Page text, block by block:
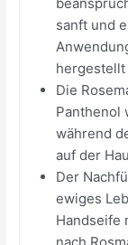
sanft und
hergestellt
Die
Panthenol
während
auf der
Der
ewiges
Handseife